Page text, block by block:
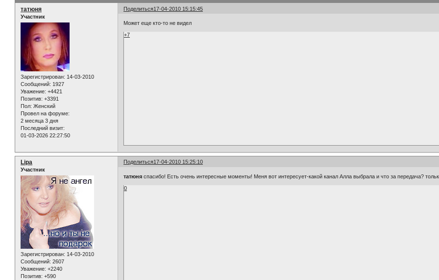
Поделиться17-04-2010 15:15:45
татюня
Участник
Зарегистрирован: 14-03-2010
Сообщений: 1927
Уважение: +4421
Позитив: +3391
Пол: Женский
Провел на форуме:
2 месяца 3 дня
Последний визит:
01-03-2026 22:27:50
Может еще кто-то не видел
+7
Поделиться17-04-2010 15:25:10
Lipa
Участник
Зарегистрирован: 14-03-2010
Сообщений: 2607
Уважение: +2240
Позитив: +590
татюня спасибо! Есть очень интересные моменты! Меня вот интересует-какой канал Алла выбрала и что за передача?
0